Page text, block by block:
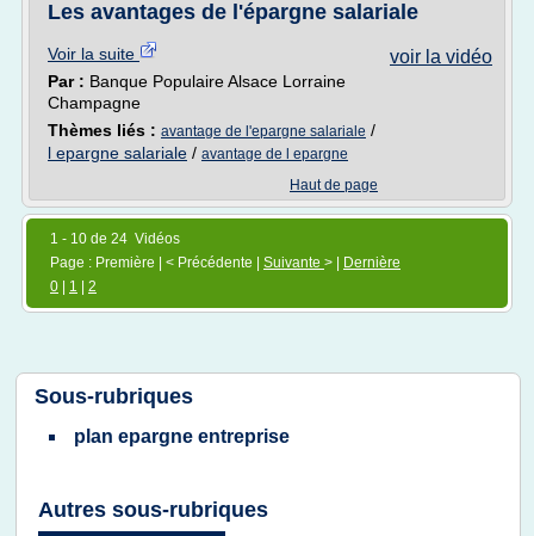
Les avantages de l'épargne salariale
voir la vidéo
Voir la suite
Par : Banque Populaire Alsace Lorraine
Champagne
Thèmes liés : avantage de l'epargne salariale /
l epargne salariale / avantage de l epargne
Haut de page
1 - 10 de 24 Vidéos
Page : Première | < Précédente | Suivante > |
Dernière
0
1 2
Sous-rubriques
plan epargne entreprise
Autres sous-rubriques